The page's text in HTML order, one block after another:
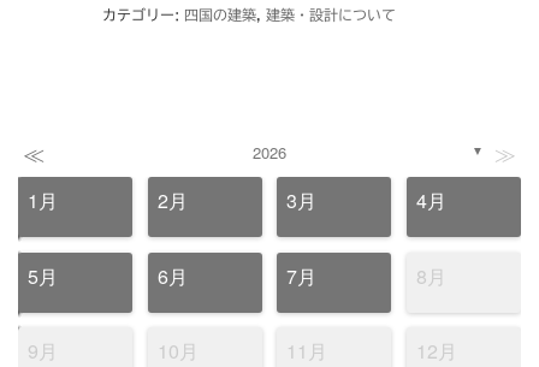
カテゴリー: 四国の建築 建築・設計について
≪ 2026 ▼ ≫
1月 2月 3月 4月
5月 6月 7月 8月
9月 10月 11月 12月